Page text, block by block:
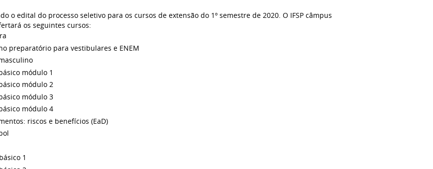
o edital do processo seletivo para os cursos de extensão do 1º semestre de 2020. O IFSP câmpus
os seguintes cursos:
preparatório para vestibulares e ENEM
módulo 1
módulo 2
módulo 3
módulo 4
riscos e benefícios (EaD)
1